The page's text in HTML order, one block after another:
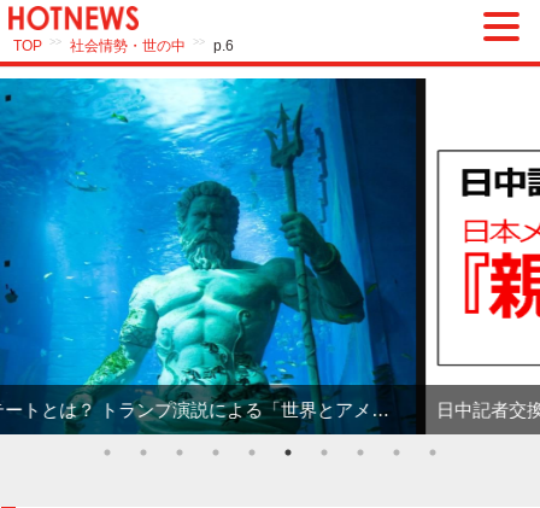
TOP >> 社会情勢・世の中 >> p.6
日中記者交換協定 - 日本メディアが『親中』偏向報道する理由を、分かりやすく解説